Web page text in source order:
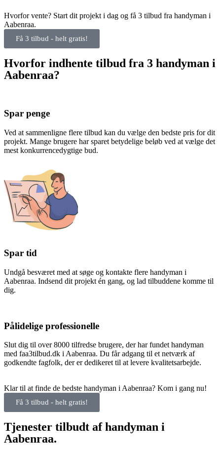
Hvorfor vente? Start dit projekt i dag og få 3 tilbud fra handyman i
Aabenraa.
Få 3 tilbud - helt gratis!
Hvorfor indhente tilbud fra 3 handyman i
Aabenraa?
Spar penge
Ved at sammenligne flere tilbud kan du vælge den bedste pris for dit
projekt. Mange brugere har sparet betydelige beløb ved at vælge det
mest konkurrencedygtige bud.
Spar tid
Undgå besværet med at søge og kontakte flere handyman i
Aabenraa. Indsend dit projekt én gang, og lad tilbuddene komme til
dig.
Pålidelige professionelle
Slut dig til over 8000 tilfredse brugere, der har fundet handyman
med faa3tilbud.dk i Aabenraa. Du får adgang til et netværk af
godkendte fagfolk, der er dedikeret til at levere kvalitetsarbejde.
Klar til at finde de bedste handyman i Aabenraa? Kom i gang nu!
Få 3 tilbud - helt gratis!
Tjenester tilbudt af handyman i
Aabenraa.